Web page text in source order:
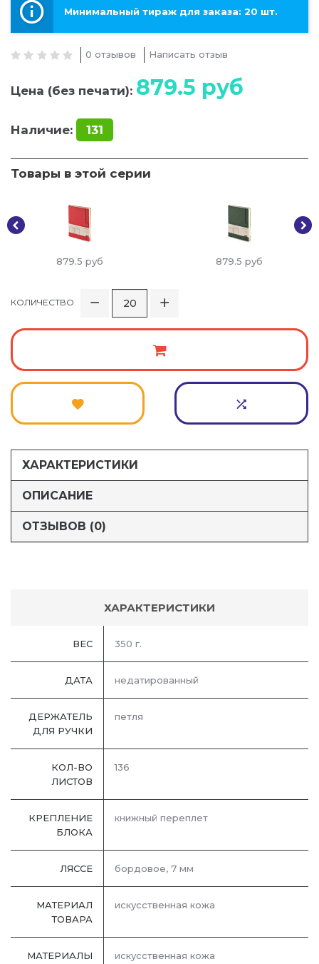
Минимальный тираж для заказа: 20 шт.
0 отзывов Написать отзыв
Цена (без печати): 879.5 руб
Наличие: 131
Товары в этой серии
879.5 руб 879.5 руб
КОЛИЧЕСТВО
ХАРАКТЕРИСТИКИ
ОПИСАНИЕ
ОТЗЫВОВ (0)
ХАРАКТЕРИСТИКИ
ВЕС 350 г.
ДАТА недатированный
ДЕРЖАТЕЛЬ
ДЛЯ РУЧКИ
петля
КОЛ-ВО
ЛИСТОВ
136
КРЕПЛЕНИЕ
БЛОКА
книжный переплет
ЛЯССЕ бордовое, 7 мм
МАТЕРИАЛ
ТОВАРА
искусственная кожа
МАТЕРИАЛЫ искусственная кожа